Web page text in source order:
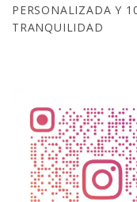
PERSONALIZADA Y
TRANQUILIDAD